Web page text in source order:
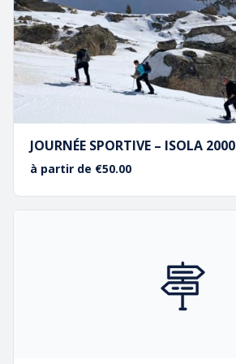
contact@guidestineemercantour.com
JOURNÉE SPORTIVE – ISOLA 2000
à partir de €50.00